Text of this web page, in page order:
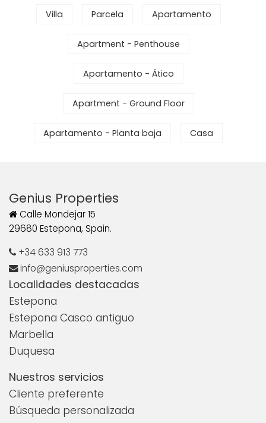
Villa Parcela Apartamento
Apartment - Penthouse
Apartamento - Ático
Apartment - Ground Floor
Apartamento - Planta baja Casa
Genius Properties
Calle Mondejar 15
29680 Estepona, Spain.
+34 633 913 773
info@geniusproperties.com
Localidades destacadas
Estepona
Estepona Casco antiguo
Marbella
Duquesa
Nuestros servicios
Cliente preferente
Búsqueda personalizada